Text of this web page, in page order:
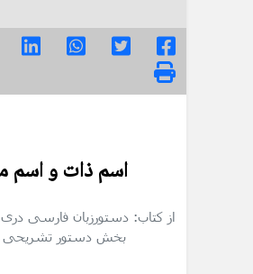
اسم ذات و اسم
از کتاب: دستورزبان فارسی دری
بخش دستور تشریحی